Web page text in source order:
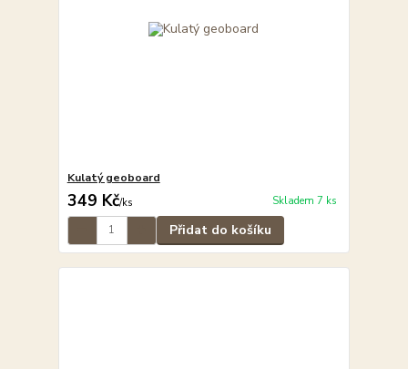
Kulatý geoboard
349 Kč/ks Skladem 7 ks
Přidat do košíku